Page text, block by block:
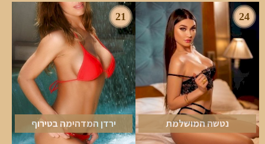
24
נטשה המושלמת
21
ירדן המדהימה בטירוף